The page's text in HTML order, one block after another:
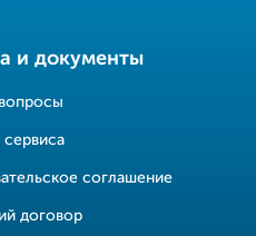
и документы
сервиса
соглашение
договор